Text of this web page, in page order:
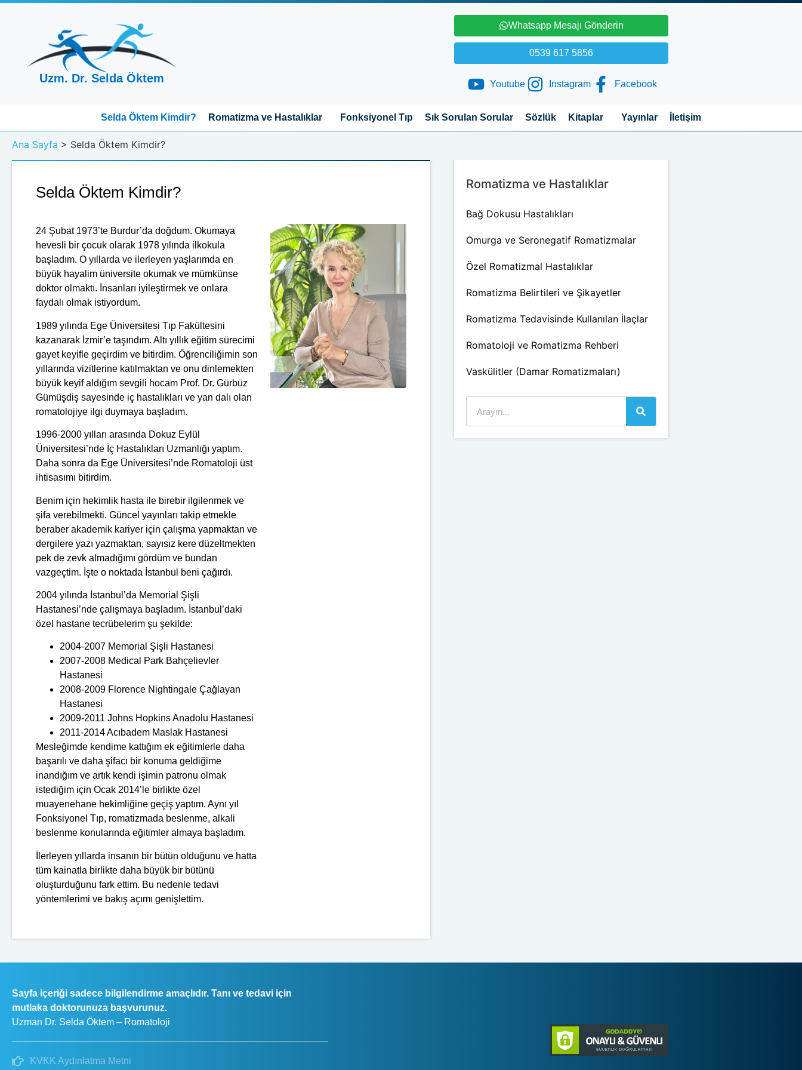
Uzm. Dr. Selda Öktem
Whatsapp Mesajı Gönderin
0539 617 5856
Youtube Instagram Facebook
Selda Öktem Kimdir? Romatizma ve Hastalıklar Fonksiyonel Tıp Sık Sorulan Sorular Sözlük Kitaplar Yayınlar İletişim
Ana Sayfa > Selda Öktem Kimdir?
Selda Öktem Kimdir?
24 Şubat 1973’te Burdur’da doğdum. Okumaya
hevesli bir çocuk olarak 1978 yılında ilkokula
başladım. O yıllarda ve ilerleyen yaşlarımda en
büyük hayalim üniversite okumak ve mümkünse
doktor olmaktı. İnsanları iyileştirmek ve onlara
faydalı olmak istiyordum.
1989 yılında Ege Üniversitesi Tıp Fakültesini
kazanarak İzmir’e taşındım. Altı yıllık eğitim sürecimi
gayet keyifle geçirdim ve bitirdim. Öğrenciliğimin son
yıllarında vizitlerine katılmaktan ve onu dinlemekten
büyük keyif aldığım sevgili hocam Prof. Dr. Gürbüz
Gümüşdiş sayesinde iç hastalıkları ve yan dalı olan
romatolojiye ilgi duymaya başladım.
1996-2000 yılları arasında Dokuz Eylül
Üniversitesi’nde İç Hastalıkları Uzmanlığı yaptım.
Daha sonra da Ege Üniversitesi’nde Romatoloji üst
ihtisasımı bitirdim.
Benim için hekimlik hasta ile birebir ilgilenmek ve
şifa verebilmekti. Güncel yayınları takip etmekle
beraber akademik kariyer için çalışma yapmaktan ve
dergilere yazı yazmaktan, sayısız kere düzeltmekten
pek de zevk almadığımı gördüm ve bundan
vazgeçtim. İşte o noktada İstanbul beni çağırdı.
2004 yılında İstanbul’da Memorial Şişli
Hastanesi’nde çalışmaya başladım. İstanbul’daki
özel hastane tecrübelerim şu şekilde:
2004-2007 Memorial Şişli Hastanesi
2007-2008 Medical Park Bahçelievler
Hastanesi
2008-2009 Florence Nightingale Çağlayan
Hastanesi
2009-2011 Johns Hopkins Anadolu Hastanesi
2011-2014 Acıbadem Maslak Hastanesi
Mesleğimde kendime kattığım ek eğitimlerle daha
başarılı ve daha şifacı bir konuma geldiğime
inandığım ve artık kendi işimin patronu olmak
istediğim için Ocak 2014’le birlikte özel
muayenehane hekimliğine geçiş yaptım. Aynı yıl
Fonksiyonel Tıp, romatizmada beslenme, alkali
beslenme konularında eğitimler almaya başladım.
İlerleyen yıllarda insanın bir bütün olduğunu ve hatta
tüm kainatla birlikte daha büyük bir bütünü
oluşturduğunu fark ettim. Bu nedenle tedavi
yöntemlerimi ve bakış açımı genişlettim.
Romatizma ve Hastalıklar​
Bağ Dokusu Hastalıkları
Omurga ve Seronegatif Romatizmalar
Özel Romatizmal Hastalıklar
Romatizma Belirtileri ve Şikayetler
Romatizma Tedavisinde Kullanılan İlaçlar
Romatoloji ve Romatizma Rehberi
Vaskülitler (Damar Romatizmaları)
Sayfa içeriği sadece bilgilendirme amaçlıdır. Tanı ve tedavi için
mutlaka doktorunuza başvurunuz.
Uzman Dr. Selda Öktem – Romatoloji
KVKK Aydınlatma Metni